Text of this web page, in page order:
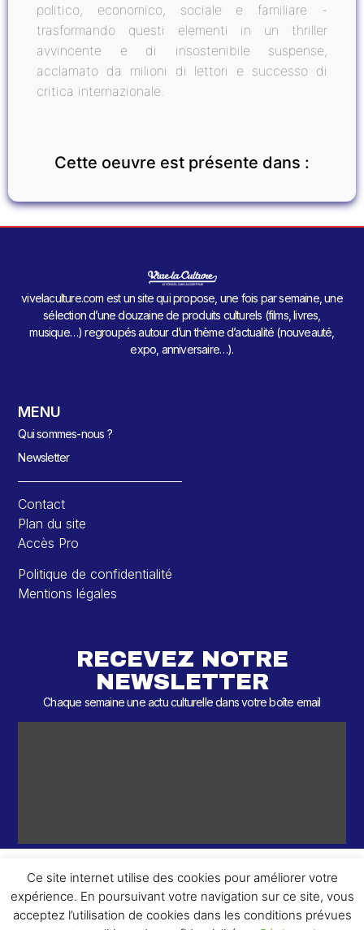
politico, economico, sociale e familiare -
trasformando questi elementi in un thriller
avvincente e di insostenibile suspense,
acclamato da milioni di lettori e successo di
critica internazionale.
Cette oeuvre est présente dans :
vivelaculture.com est un site qui propose, une fois par semaine, une
sélection d’une douzaine de produits culturels (films, livres,
musique…) regroupés autour d’un thème d’actualité (nouveauté,
expo, anniversaire…).
MENU
Qui sommes-nous ?
Newsletter
Contact
Plan du site
Accès Pro
Politique de confidentialité
Mentions légales
RECEVEZ NOTRE
NEWSLETTER
Chaque semaine une actu culturelle dans votre boîte email
© 2026 – 2 ème Round – Tous droits réservés.
Ce site internet utilise des cookies pour améliorer votre
expérience. En poursuivant votre navigation sur ce site, vous
acceptez l’utilisation de cookies dans les conditions prévues